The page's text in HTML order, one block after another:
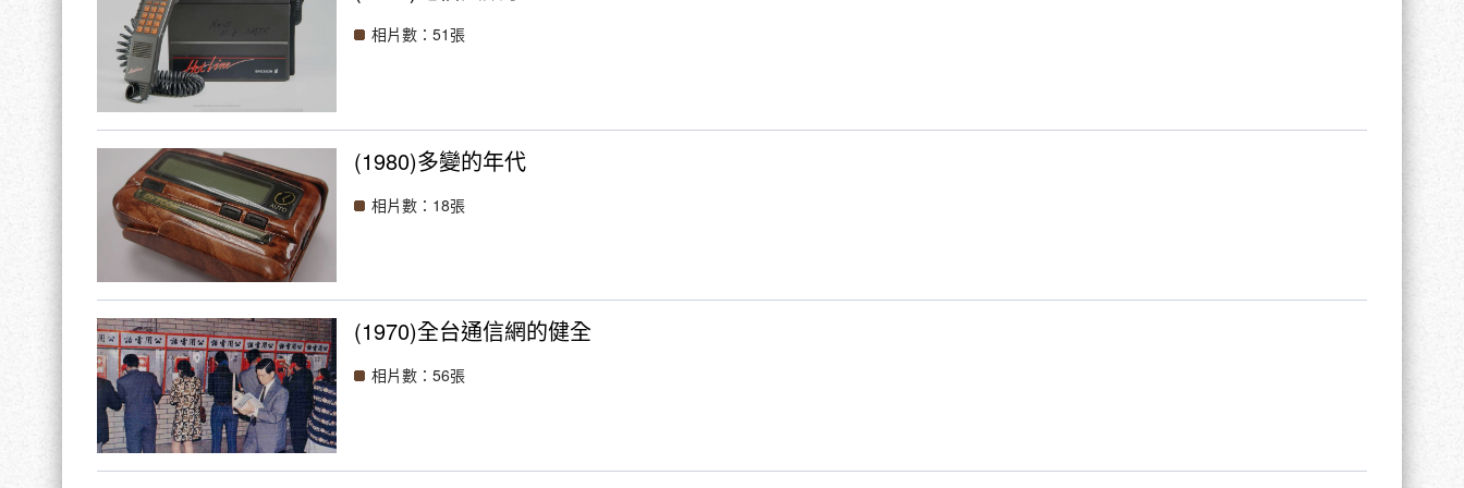
相片數：51張
(1980)多變的年代
相片數：18張
(1970)全台通信網的健全
相片數：56張